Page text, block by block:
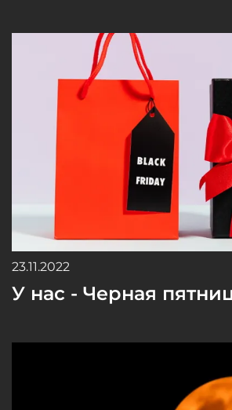
23.11.2022
У нас - Черная